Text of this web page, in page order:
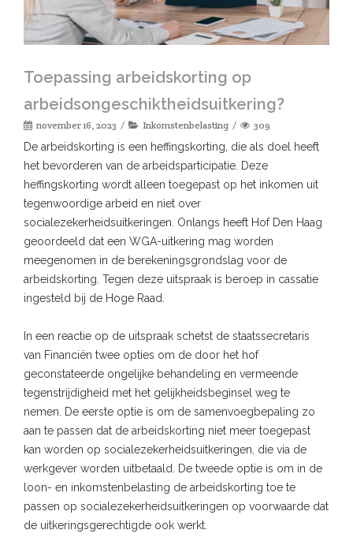
Toepassing arbeidskorting op
arbeidsongeschiktheidsuitkering?
november 16, 2023 Inkomstenbelasting 309
De arbeidskorting is een heffingskorting, die als doel heeft
het bevorderen van de arbeidsparticipatie. Deze
heffingskorting wordt alleen toegepast op het inkomen uit
tegenwoordige arbeid en niet over
socialezekerheidsuitkeringen. Onlangs heeft Hof Den Haag
geoordeeld dat een WGA-uitkering mag worden
meegenomen in de berekeningsgrondslag voor de
arbeidskorting. Tegen deze uitspraak is beroep in cassatie
ingesteld bij de Hoge Raad.
In een reactie op de uitspraak schetst de staatssecretaris
van Financiën twee opties om de door het hof
geconstateerde ongelijke behandeling en vermeende
tegenstrijdigheid met het gelijkheidsbeginsel weg te
nemen. De eerste optie is om de samenvoegbepaling zo
aan te passen dat de arbeidskorting niet meer toegepast
kan worden op socialezekerheidsuitkeringen, die via de
werkgever worden uitbetaald. De tweede optie is om in de
loon- en inkomstenbelasting de arbeidskorting toe te
passen op socialezekerheidsuitkeringen op voorwaarde dat
de uitkeringsgerechtigde ook werkt.